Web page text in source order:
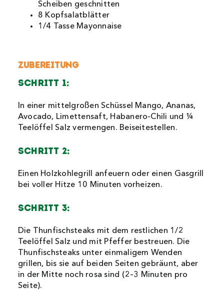
Scheiben geschnitten
8 Kopfsalatblätter
1/4 Tasse Mayonnaise
Zubereitung
Schritt 1:
In einer mittelgroßen Schüssel Mango, Ananas,
Avocado, Limettensaft, Habanero-Chili und ¼
Teelöffel Salz vermengen. Beiseitestellen.
Schritt 2:
Einen Holzkohlegrill anfeuern oder einen Gasgrill
bei voller Hitze 10 Minuten vorheizen.
Schritt 3:
Die Thunfischsteaks mit dem restlichen 1/2
Teelöffel Salz und mit Pfeffer bestreuen. Die
Thunfischsteaks unter einmaligem Wenden
grillen, bis sie auf beiden Seiten gebräunt, aber
in der Mitte noch rosa sind (2–3 Minuten pro
Seite).